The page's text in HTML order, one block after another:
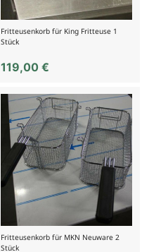
Fritteusenkorb für King Fritteuse 1
Stück
119,00€
Fritteusenkorb für MKN Neuware 2
Stück